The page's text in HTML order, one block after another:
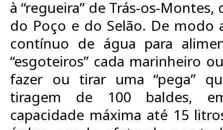
à “regueira” de Trás-os-Montes,
do Poço e do Selão. De modo
contínuo de água para
“esgoteiros” cada marinheiro
fazer ou tirar uma “pega”
tiragem de 100 baldes,
capacidade máxima até 15